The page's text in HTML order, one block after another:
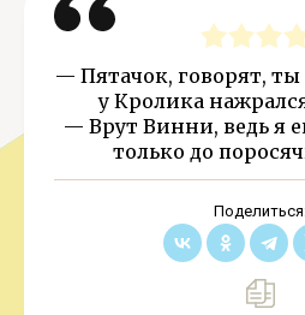
— Пятачок, говорят,
у Кролика
— Врут Винни, ведь я
только до